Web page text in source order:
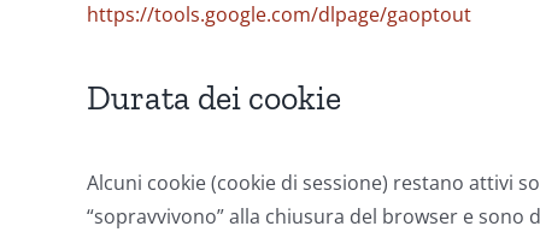
https://tools.google.com/dlpage/gaoptout
Durata dei cookie
Alcuni cookie (cookie di sessione) restano attivi
“sopravvivono” alla chiusura del browser e